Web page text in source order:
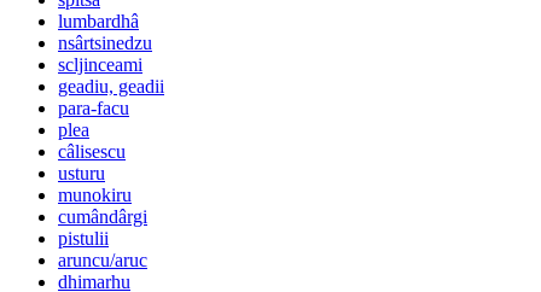
lumbardhâ
nsârtsinedzu
scljinceami
geadiu, geadii
para-facu
plea
câlisescu
usturu
munokiru
cumândârgi
pistulii
aruncu/aruc
dhimarhu